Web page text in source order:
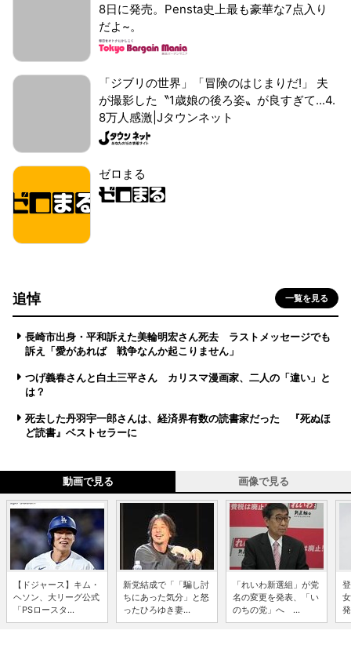
8日に発売。Pensta史上最も豪華な7点入り
だよ~。
「ジブリの世界」「冒険のはじまりだ!」 夫
が撮影した〝1歳娘の後ろ姿〟が良すぎて...4.
8万人感激|Jタウンネット
ゼロまる
追悼 一覧を見る
長崎市出身・平和訴えた美輪明宏さん死去 ラストメッセージでも
訴え「愛があれば 戦争なんか起こりません」
つげ義春さんと白土三平さん カリスマ漫画家、二人の「違い」と
は？
死去した丹羽宇一郎さんは、経済界有数の読書家だった 『死ぬほ
ど読書』ベストセラーに
動画で見る 画像で見る
【ドジャース】キム・
ヘソン、大リーグ公式
「PSロースタ...
新党結成で「「騙し討
ちにあった気分」と怒
ったひろゆき妻...
「れいわ新選組」が党
名の変更を発表、「い
のちの党」へ ...